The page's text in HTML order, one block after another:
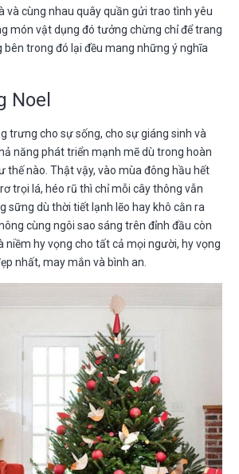
và cùng nhau quây quần gửi trao tình yêu
món vật dụng đó tưởng chừng chỉ để trang
bên trong đó lại đều mang những ý nghĩa
Noel
trưng cho sự sống, cho sự giáng sinh và
năng phát triển mạnh mẽ dù trong hoàn
thế nào. Thật vậy, vào mùa đông hầu hết
trọi lá, héo rũ thì chỉ mỗi cây thông vẫn
sững dù thời tiết lạnh lẽo hay khô cằn ra
cùng ngôi sao sáng trên đỉnh đầu còn
niềm hy vọng cho tất cả mọi người, hy vọng
nhất, may mắn và bình an.